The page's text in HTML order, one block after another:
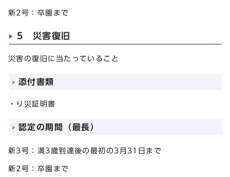
新2号：卒園まで
5 災害復旧
災害の復旧に当たっていること
添付書類
・り災証明書
認定の期間（最長）
新3号：満3歳到達後の最初の3月31日まで
新2号：卒園まで